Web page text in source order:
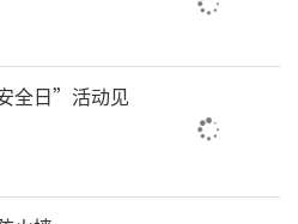
社区召开居民议事会。
全日”活动见